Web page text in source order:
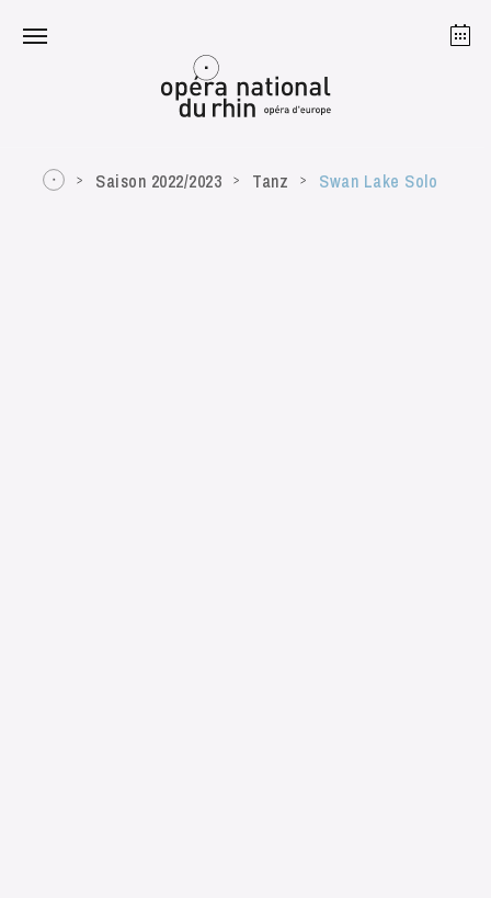
Straßburg
Saison 2022/2023 Tanz Swan Lake Solo